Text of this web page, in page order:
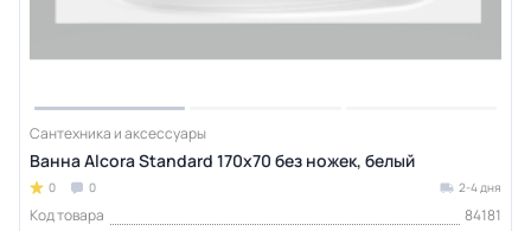
Сантехника и аксессуары
Ванна Alcora Standard 170х70 без ножек, белый
0 0 2-4 дня
Код товара
84181